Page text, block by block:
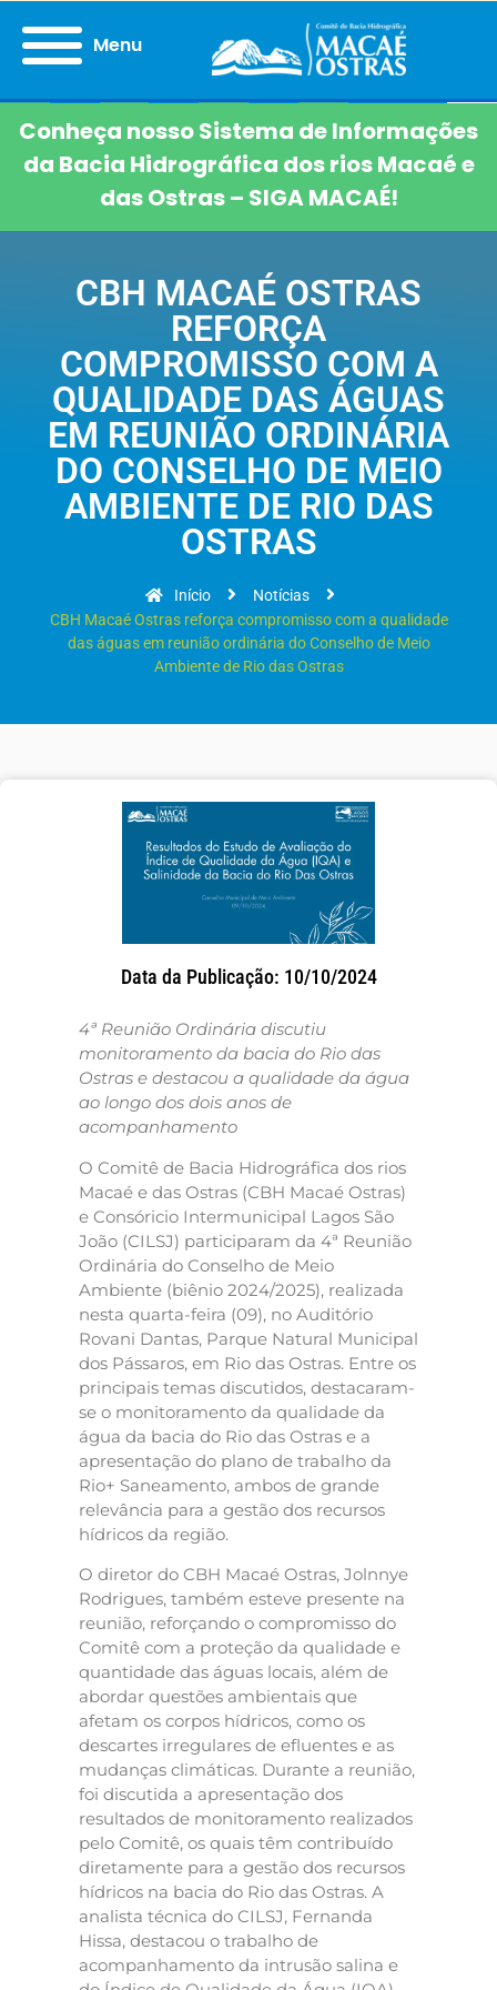
Menu
Conheça nosso Sistema de Informações
da Bacia Hidrográfica dos rios Macaé e
das Ostras – SIGA MACAÉ!
CBH MACAÉ OSTRAS
REFORÇA
COMPROMISSO COM A
QUALIDADE DAS ÁGUAS
EM REUNIÃO ORDINÁRIA
DO CONSELHO DE MEIO
AMBIENTE DE RIO DAS
OSTRAS
Início
Notícias
CBH Macaé Ostras reforça compromisso com a qualidade
das águas em reunião ordinária do Conselho de Meio
Ambiente de Rio das Ostras
Data da Publicação: 10/10/2024
4ª Reunião Ordinária discutiu
monitoramento da bacia do Rio das
Ostras e destacou a qualidade da água
ao longo dos dois anos de
acompanhamento
O Comitê de Bacia Hidrográfica dos rios
Macaé e das Ostras (CBH Macaé Ostras)
e Consóricio Intermunicipal Lagos São
João (CILSJ) participaram da 4ª Reunião
Ordinária do Conselho de Meio
Ambiente (biênio 2024/2025), realizada
nesta quarta-feira (09), no Auditório
Rovani Dantas, Parque Natural Municipal
dos Pássaros, em Rio das Ostras. Entre os
principais temas discutidos, destacaram-
se o monitoramento da qualidade da
água da bacia do Rio das Ostras e a
apresentação do plano de trabalho da
Rio+ Saneamento, ambos de grande
relevância para a gestão dos recursos
hídricos da região.
O diretor do CBH Macaé Ostras, Jolnnye
Rodrigues, também esteve presente na
reunião, reforçando o compromisso do
Comitê com a proteção da qualidade e
quantidade das águas locais, além de
abordar questões ambientais que
afetam os corpos hídricos, como os
descartes irregulares de efluentes e as
mudanças climáticas. Durante a reunião,
foi discutida a apresentação dos
resultados de monitoramento realizados
pelo Comitê, os quais têm contribuído
diretamente para a gestão dos recursos
hídricos na bacia do Rio das Ostras. A
analista técnica do CILSJ, Fernanda
Hissa, destacou o trabalho de
acompanhamento da intrusão salina e